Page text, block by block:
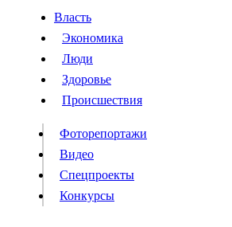
Власть
Происшествия
Видео
Конкурсы
Власть
Экономика
Люди
Здоровье
Происшествия
Фоторепортажи
Видео
Спецпроекты
Конкурсы